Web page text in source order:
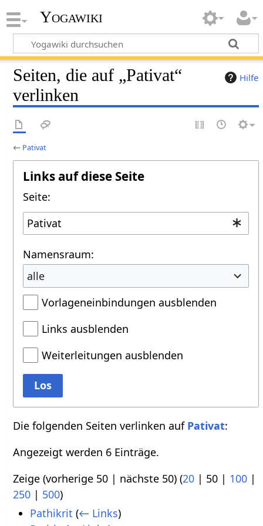
Yogawiki
Hilfe
Seiten, die auf „Pativat“
verlinken
← Pativat
Links auf diese Seite
Seite:
Namensraum:
alle
Vorlageneinbindungen ausblenden
Links ausblenden
Weiterleitungen ausblenden
Los
Die folgenden Seiten verlinken auf Pativat:
Angezeigt werden 6 Einträge.
Zeige (vorherige 50 | nächste 50) (20 | 50 | 100 |
250 | 500)
Pathikrit (← Links)